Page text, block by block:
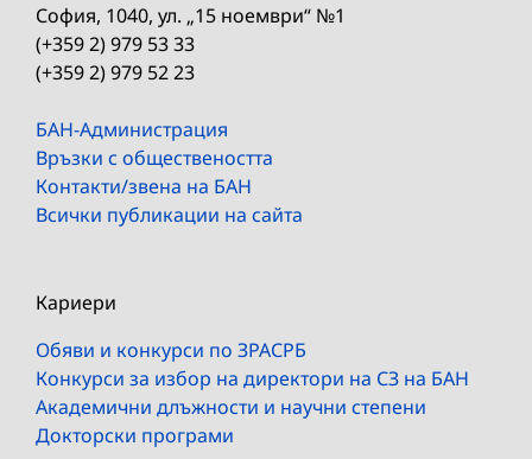
София, 1040, ул. „15 ноември“ №1
(+359 2) 979 53 33
(+359 2) 979 52 23
БАН-Администрация
Връзки с обществеността
Контакти/звена на БАН
Всички публикации на сайта
Кариери
Обяви и конкурси по ЗРАСРБ
Конкурси за избор на директори на СЗ на БАН
Академични длъжности и научни степени
Докторски програми